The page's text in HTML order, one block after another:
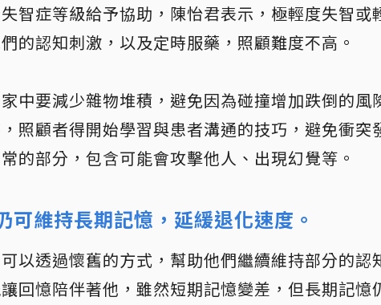
智症等級給予協助，陳怡君表示，極輕度失智或
的認知刺激，以及定時服藥，照顧難度不高。
中要減少雜物堆積，避免因為碰撞增加跌倒的
照顧者得開始學習與患者溝通的技巧，避免衝
的部分，包含可能會攻擊他人、出現幻覺等。
可維持長期記憶，延緩退化速度。
以透過懷舊的方式，幫助他們繼續維持部分的
回憶陪伴著他，雖然短期記憶變差，但長期記